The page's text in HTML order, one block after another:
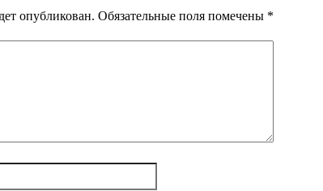
опубликован. Обязательные поля помечены *